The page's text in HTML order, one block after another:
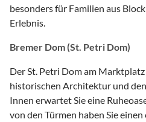
besonders für Familien aus
Erlebnis.
Bremer Dom (St. Petri Dom)
Der St. Petri Dom am
historischen Architektur und
Innen erwartet Sie eine
von den Türmen haben Sie